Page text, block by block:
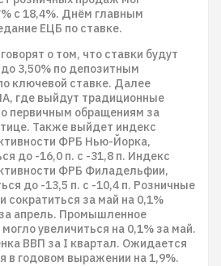
с 18,4%. Днём главным
ЕЦБ по ставке.
о том, что ставки будут
3,50% по депозитным
ключевой ставке. Далее
где выйдут традиционные
первичным обращениям за
Также выйдет индекс
ФРБ Нью-Йорка,
до -16,0 п. с -31,8 п. Индекс
ФРБ Филадельфии,
до -13,5 п. с -10,4 п. Розничные
за май на 0,1%
апрель. Промышленное
увеличиться на 0,1% за май.
ВВП за I квартал. Ожидается
в годовом выражении на 1,9%.